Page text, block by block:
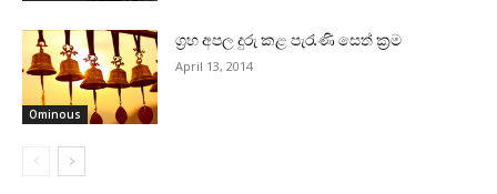
Ominous
ග්‍රහ අපල දුරු කළ පැරැණි සෙත් ක්‍රම
April 13, 2014